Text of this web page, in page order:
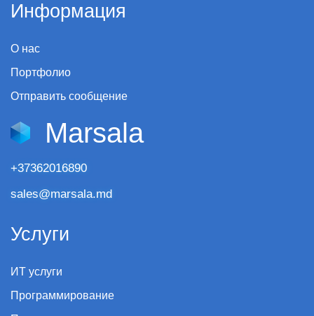
Информация
О нас
Портфолио
Отправить сообщение
Marsala
+37362016890
sales@marsala.md
Услуги
ИТ услуги
Программирование